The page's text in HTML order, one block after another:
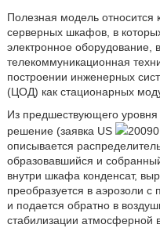
Полезная модель относится
серверных шкафов, в
электронное оборудование,
телекоммуникационная
построении инженерных
(ЦОД) как стационарных
Из предшествующего уровня
решение (заявка US
описывается
образовавшийся и
внутри шкафа конденсат,
преобразуется в аэрозоли
и подается обратно в
стабилизации атмосферной